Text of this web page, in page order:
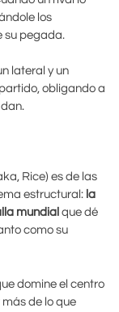
los
su pegada.
lateral y un
obligando a
Rice) es de las
estructural: la
mundial que dé
como su
domine el centro
de lo que